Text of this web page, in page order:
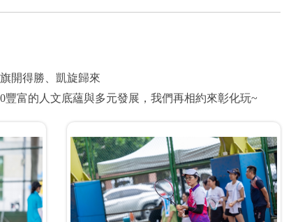
開得勝、凱旋歸來
富的人文底蘊與多元發展，我們再相約來彰化玩~